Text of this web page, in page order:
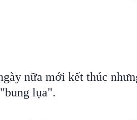
nữa mới kết thúc
lụa".